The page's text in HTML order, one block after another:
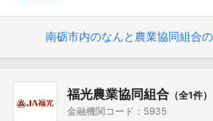
南砺市内のなんと農業協同組合
福光農業協同組合 （全1件）
金融機関コード：5935